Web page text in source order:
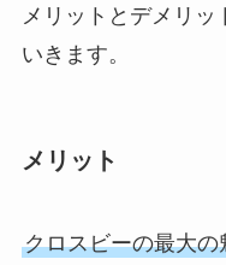
メリットとデメリ
いきます。
メリット
クロスビーの最大